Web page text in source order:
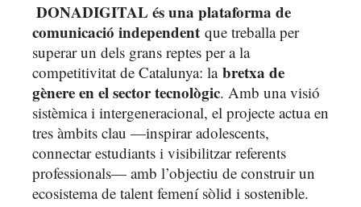
DONADIGITAL és una plataforma de
comunicació independent que treballa per
superar un dels grans reptes per a la
competitivitat de Catalunya: la bretxa de
gènere en el sector tecnològic. Amb una visió
sistèmica i intergeneracional, el projecte actua en
tres àmbits clau —inspirar adolescents,
connectar estudiants i visibilitzar referents
professionals— amb l’objectiu de construir un
ecosistema de talent femení sòlid i sostenible.